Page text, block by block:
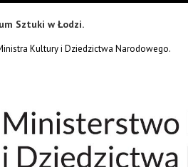
Sztuki w Łodzi.
Kultury i Dziedzictwa Narodowego.